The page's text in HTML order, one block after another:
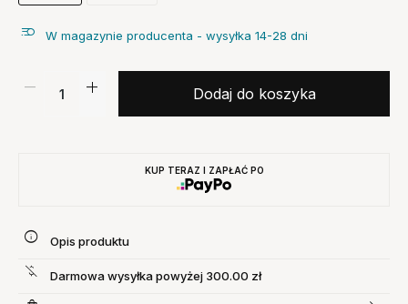
W magazynie producenta - wysyłka 14-28 dni
Dodaj do koszyka
KUP TERAZ I ZAPŁAĆ PO
Opis produktu
Darmowa wysyłka powyżej 300.00 zł